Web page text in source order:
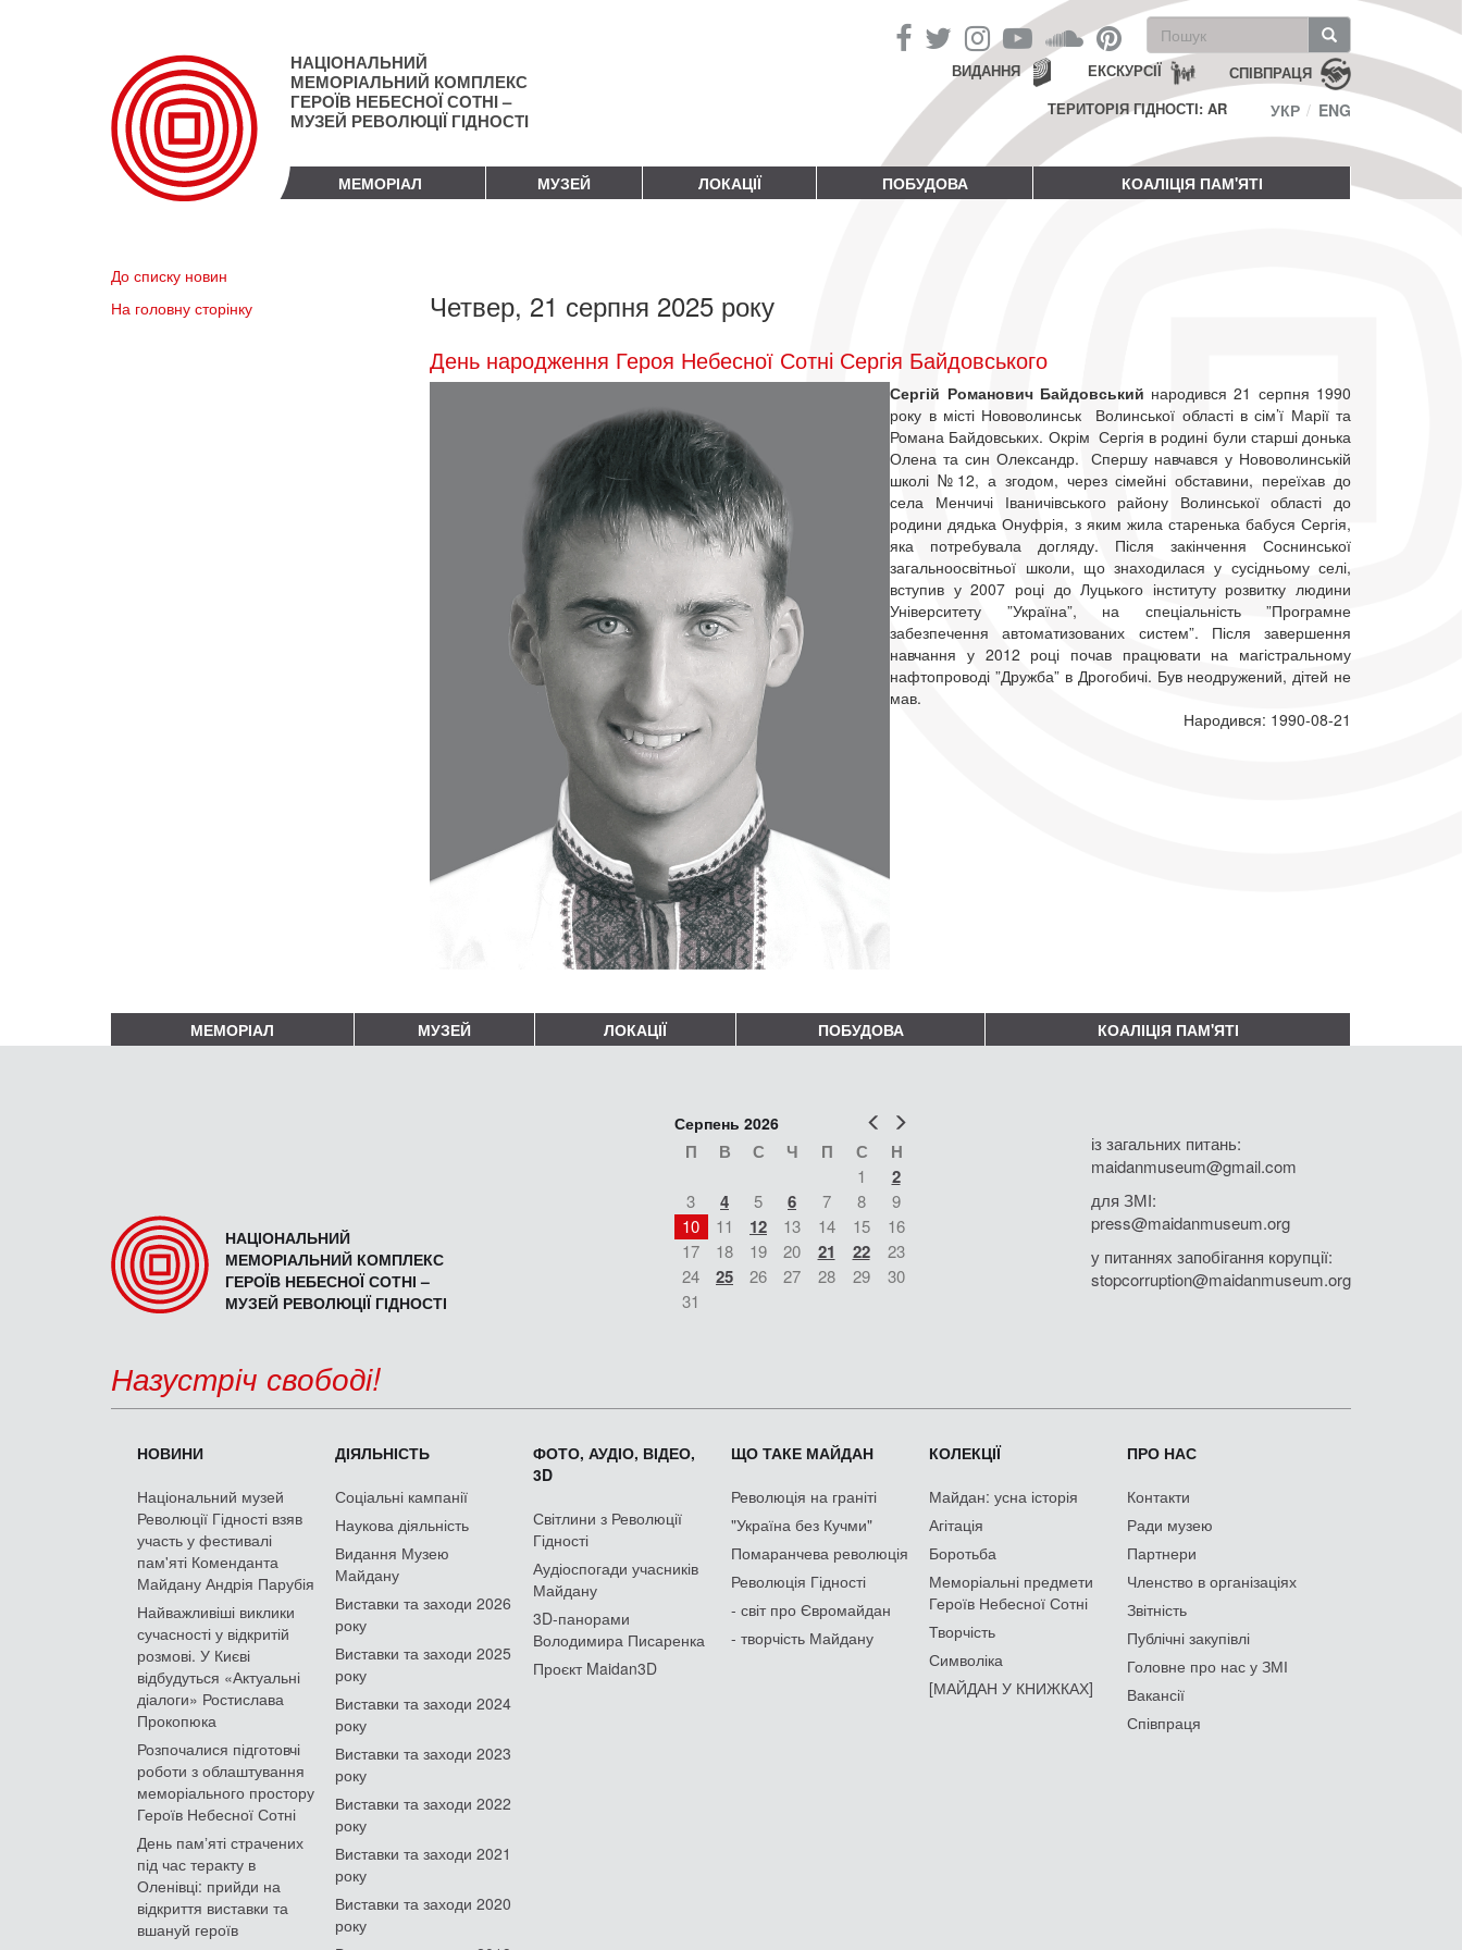
НАЦІОНАЛЬНИЙ
МЕМОРІАЛЬНИЙ КОМПЛЕКС
ГЕРОЇВ НЕБЕСНОЇ СОТНІ –
МУЗЕЙ РЕВОЛЮЦІЇ ГІДНОСТІ
Пошукова
форма
Пошук СПІВПРАЦЯ
ЕКСКУРСІЇ
ВИДАННЯ
ТЕРИТОРІЯ ГІДНОСТІ: AR
УКР ENG
МЕМОРІАЛ МУЗЕЙ ЛОКАЦІЇ ПОБУДОВА КОАЛІЦІЯ ПАМ'ЯТІ
До списку новин
На головну сторінку
Четвер, 21 серпня 2025 року
День народження Героя Небесної Сотні Сергія Байдовського
Сергій Романович Байдовський народився 21 серпня 1990
року в місті Нововолинськ Волинської області в сім’ї Марії та
Романа Байдовських. Окрім Сергія в родині були старші донька
Олена та син Олександр. Спершу навчався у Нововолинській
школі №12, а згодом, через сімейні обставини, переїхав до
села Менчичі Іваничівського району Волинської області до
родини дядька Онуфрія, з яким жила старенька бабуся Сергія,
яка потребувала догляду. Після закінчення Соснинської
загальноосвітньої школи, що знаходилася у сусідньому селі,
вступив у 2007 році до Луцького інституту розвитку людини
Університету ”Україна”, на спеціальність ”Програмне
забезпечення автоматизованих систем”. Після завершення
навчання у 2012 році почав працювати на магістральному
нафтопроводі ”Дружба” в Дрогобичі. Був неодружений, дітей не
мав.
Народився: 1990-08-21
МЕМОРІАЛ МУЗЕЙ ЛОКАЦІЇ ПОБУДОВА КОАЛІЦІЯ ПАМ'ЯТІ
НАЦІОНАЛЬНИЙ
МЕМОРІАЛЬНИЙ КОМПЛЕКС
ГЕРОЇВ НЕБЕСНОЇ СОТНІ –
МУЗЕЙ РЕВОЛЮЦІЇ ГІДНОСТІ
Попер
Серпень 2026
П В С Ч П С Н
1 2
3 4 5 6 7 8
9
10
11 12 13 14 15
16
17
18 19 20 21 22
23
24
25 26 27 28 29
30
31
із загальних питань:
maidanmuseum@gmail.com
для ЗМІ:
press@maidanmuseum.org
у питаннях запобігання корупції:
stopcorruption@maidanmuseum.org
Назустріч свободі!
НОВИНИ
Національний музей
Революції Гідності взяв
участь у фестивалі
пам'яті Коменданта
Майдану Андрія Парубія
Найважливіші виклики
сучасності у відкритій
розмові. У Києві
відбудуться «Актуальні
діалоги» Ростислава
Прокопюка
Розпочалися підготовчі
роботи з облаштування
меморіального простору
Героїв Небесної Сотні
День памʼяті страчених
під час теракту в
Оленівці: прийди на
відкриття виставки та
вшануй героїв
ДІЯЛЬНІСТЬ
Соціальні кампанії
Наукова діяльність
Видання Музею
Майдану
Виставки та заходи 2026
року
Виставки та заходи 2025
року
Виставки та заходи 2024
року
Виставки та заходи 2023
року
Виставки та заходи 2022
року
Виставки та заходи 2021
року
Виставки та заходи 2020
року
ФОТО, АУДІО, ВІДЕО,
3D
Світлини з Революції
Гідності
Аудіоспогади учасників
Майдану
3D-панорами
Володимира Писаренка
Проєкт Maidan3D
ЩО ТАКЕ МАЙДАН
Революція на граніті
"Україна без Кучми"
Помаранчева революція
Революція Гідності
- світ про Євромайдан
- творчість Майдану
КОЛЕКЦІЇ
Майдан: усна історія
Агітація
Боротьба
Меморіальні предмети
Героїв Небесної Сотні
Творчість
Символіка
[МАЙДАН У КНИЖКАХ]
ПРО НАС
Контакти
Ради музею
Партнери
Членство в організаціях
Звітність
Публічні закупівлі
Головне про нас у ЗМІ
Вакансії
Співпраця